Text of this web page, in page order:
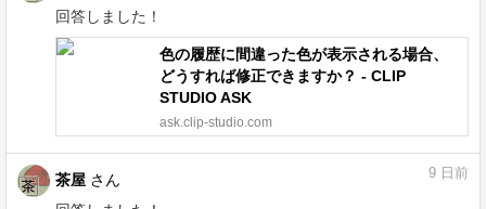
回答しました！
色の履歴に間違った色が表示される場合、
どうすれば修正できますか？ - CLIP
STUDIO ASK
ask.clip-studio.com
茶屋 さん
9 日前